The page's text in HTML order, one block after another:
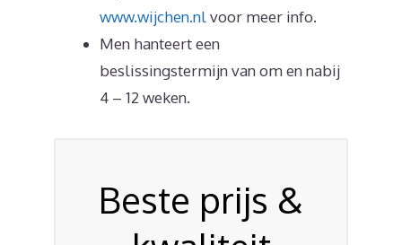
www.wijchen.nlvoor meer info.
Men hanteert een
beslissingstermijn van om en nabij
4 – 12 weken.
Beste prijs &